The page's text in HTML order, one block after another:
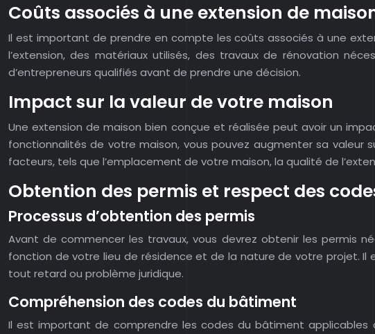
Coûts associés à une extension de
Il est important de prendre en compte les coûts associés à une
l’extension, des matériaux utilisés, des travaux de rénovation
d’entrepreneurs qualifiés avant de prendre une décision.
Impact sur la valeur de votre maison
Une extension de maison bien conçue et réalisée peut avoir un
fonctionnalités de votre maison, vous pouvez augmenter sa
facteurs, tels que l’emplacement de votre maison, la qualité de
Obtention des permis et respect des
Processus d’obtention des permis
Avant de commencer les travaux, vous devrez obtenir les permis
fonction de votre lieu de résidence et de la nature de votre projet.
tout retard ou problème juridique.
Compréhension des codes du bâtiment
Il est important de comprendre les codes du bâtiment